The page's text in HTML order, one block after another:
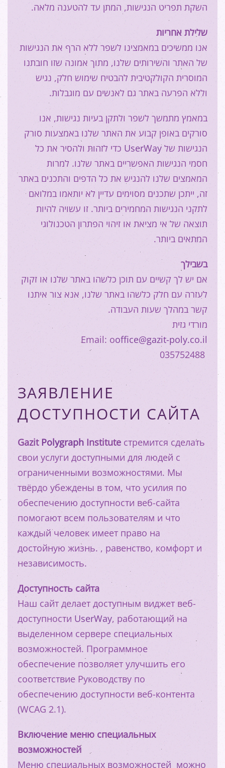
השקת תפריט הנגישות, המתן עד להטענה מלאה.
שלילת אחריות
אנו ממשיכים במאמצינו לשפר ללא הרף את הנגישות
של האתר והשירותים שלנו, מתוך אמונה שזו חובתנו
המוסרית הקולקטיבית להבטיח שימוש חלק, נגיש
וללא הפרעה באתר גם לאנשים עם מוגבלות.
במאמץ מתמשך לשפר ולתקן בעיות נגישות, אנו
סורקים באופן קבוע את האתר שלנו באמצעות סורק
הנגישות של UserWay כדי לזהות ולהסיר את כל
חסמי הנגישות האפשריים באתר שלנו. למרות
המאמצים שלנו להנגיש את כל הדפים והתכנים באתר
זה, ייתכן שתכנים מסוימים עדיין לא יותאמו במלואם
לתקני הנגישות המחמירים ביותר. זו עשויה להיות
תוצאה של אי מציאת או זיהוי הפתרון הטכנולוגי
המתאים ביותר.
בשבילך
אם יש לך קשיים עם תוכן כלשהו באתר שלנו או זקוק
לעזרה עם חלק כלשהו באתר שלנו, אנא צור איתנו
קשר במהלך שעות העבודה.
מורדי גזית
Email: ooffice@gazit-poly.co.il
ЗАЯВЛЕНИЕ
ДОСТУПНОСТИ САЙТА
Gazit Polygraph Institute стремится сделать
свои услуги доступными для людей с
ограниченными возможностями. Мы
твёрдо убеждены в том, что усилия по
обеспечению доступности веб-сайта
помогают всем пользователям и что
каждый человек имеет право на
достойную жизнь. , равенство, комфорт и
независимость.
Доступность сайта
Наш сайт делает доступным виджет веб-
доступности UserWay, работающий на
выделенном сервере специальных
возможностей. Программное
обеспечение позволяет улучшить его
соответствие Руководству по
обеспечению доступности веб-контента
(WCAG 2.1).
Включение меню специальных
возможностей
Меню специальных возможностей можно